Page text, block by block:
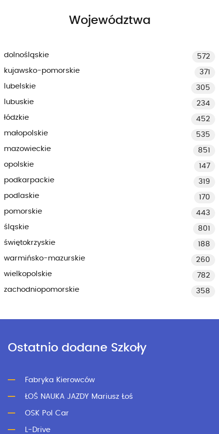
Województwa
dolnośląskie
572
kujawsko-pomorskie
371
lubelskie
305
lubuskie
234
łódzkie
452
małopolskie
535
mazowieckie
851
opolskie
147
podkarpackie
319
podlaskie
170
pomorskie
443
śląskie
801
świętokrzyskie
188
warmińsko-mazurskie
260
wielkopolskie
782
zachodniopomorskie
358
Ostatnio dodane Szkoły
Fabryka Kierowców
ŁOŚ NAUKA JAZDY Mariusz Łoś
OSK Pol Car
L-Drive